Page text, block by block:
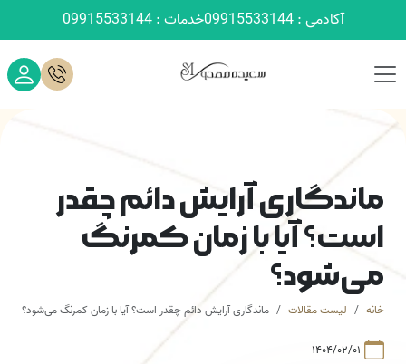
آکادمی : 09915533144 خدمات : 09915533144
ماندگاری آرایش دائم چقدر
است؟ آیا با زمان کمرنگ
می‌شود؟
خانه لیست مقالات ماندگاری آرایش دائم چقدر است؟ آیا با زمان کمرنگ می‌شود؟
۱۴۰۴/۰۲/۰۱